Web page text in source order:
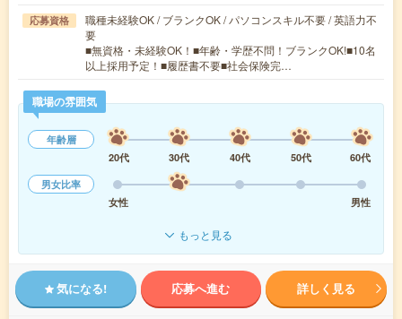
応募資格
職種未経験OK / ブランクOK / パソコンスキル不要 / 英語力不
要
■無資格・未経験OK！■年齢・学歴不問！ブランクOK!■10名
以上採用予定！■履歴書不要■社会保険完…
職場の雰囲気
年齢層
20代
30代 40代 50代
60代
男女比率
女性
男性
もっと見る
気になる! 応募へ進む 詳しく見る